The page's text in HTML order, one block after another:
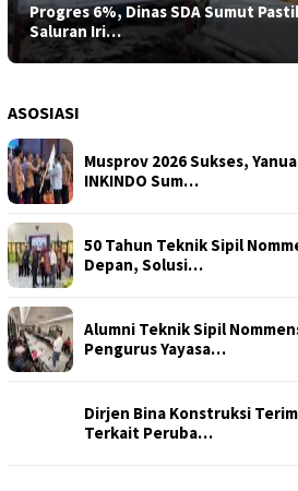
Progres 6%, Dinas SDA Sumut
Saluran Iri…
ASOSIASI
Musprov 2026 Sukses,
INKINDO Sum…
50 Tahun Teknik Sipil
Depan, Solusi…
Alumni Teknik Sipil
Pengurus Yayasa…
Dirjen Bina Konstruksi
Terkait Peruba…